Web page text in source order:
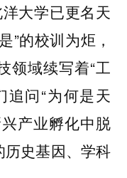
大学已更名天
”的校训为炬，
领域续写着“工
追问“为何是天
产业孵化中脱
史基因、学科